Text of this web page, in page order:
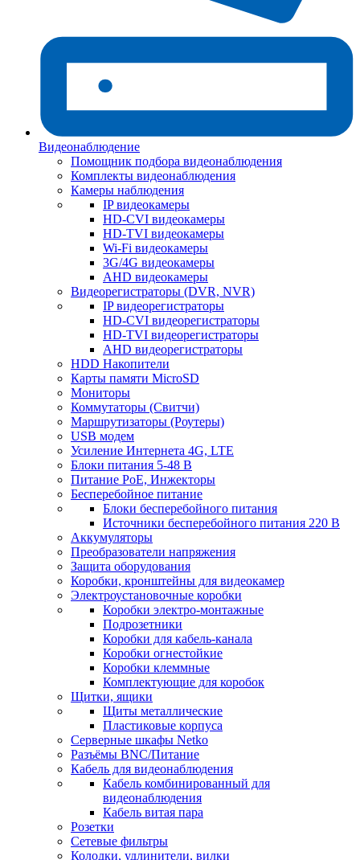
Видеонаблюдение
Помощник подбора видеонаблюдения
Комплекты видеонаблюдения
Камеры наблюдения
IP видеокамеры
HD-CVI видеокамеры
HD-TVI видеокамеры
Wi-Fi видеокамеры
3G/4G видеокамеры
AHD видеокамеры
Видеорегистраторы (DVR, NVR)
IP видеорегистраторы
HD-CVI видеорегистраторы
HD-TVI видеорегистраторы
AHD видеорегистраторы
HDD Накопители
Карты памяти MicroSD
Мониторы
Коммутаторы (Свитчи)
Маршрутизаторы (Роутеры)
USB модем
Усиление Интернета 4G, LTE
Блоки питания 5-48 В
Питание PoE, Инжекторы
Бесперебойное питание
Блоки бесперебойного питания
Источники бесперебойного питания 220 В
Аккумуляторы
Преобразователи напряжения
Защита оборудования
Коробки, кронштейны для видеокамер
Электроустановочные коробки
Коробки электро-монтажные
Подрозетники
Коробки для кабель-канала
Коробки огнестойкие
Коробки клеммные
Комплектующие для коробок
Щитки, ящики
Щиты металлические
Пластиковые корпуса
Серверные шкафы Netko
Разъёмы BNC/Питание
Кабель для видеонаблюдения
Кабель комбинированный для
видеонаблюдения
Кабель витая пара
Розетки
Сетевые фильтры
Колодки, удлинители, вилки